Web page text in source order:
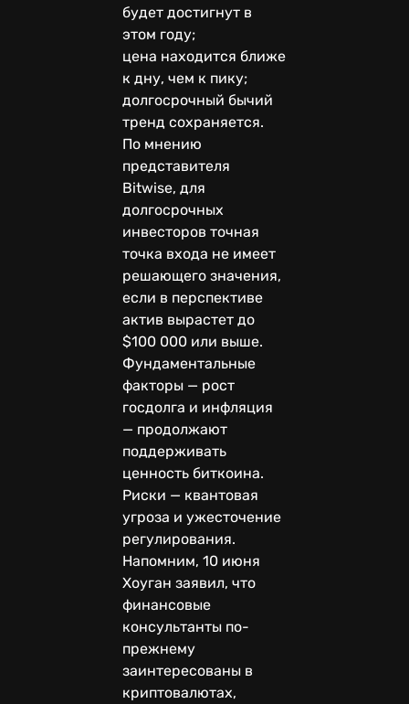
будет достигнут в
этом году;
цена находится ближе
к дну, чем к пику;
долгосрочный бычий
тренд сохраняется.
По мнению
представителя
Bitwise, для
долгосрочных
инвесторов точная
точка входа не имеет
решающего значения,
если в перспективе
актив вырастет до
$100 000 или выше.
Фундаментальные
факторы — рост
госдолга и инфляция
— продолжают
поддерживать
ценность биткоина.
Риски — квантовая
угроза и ужесточение
регулирования.
Напомним, 10 июня
Хоуган заявил, что
финансовые
консультанты по-
прежнему
заинтересованы в
криптовалютах,